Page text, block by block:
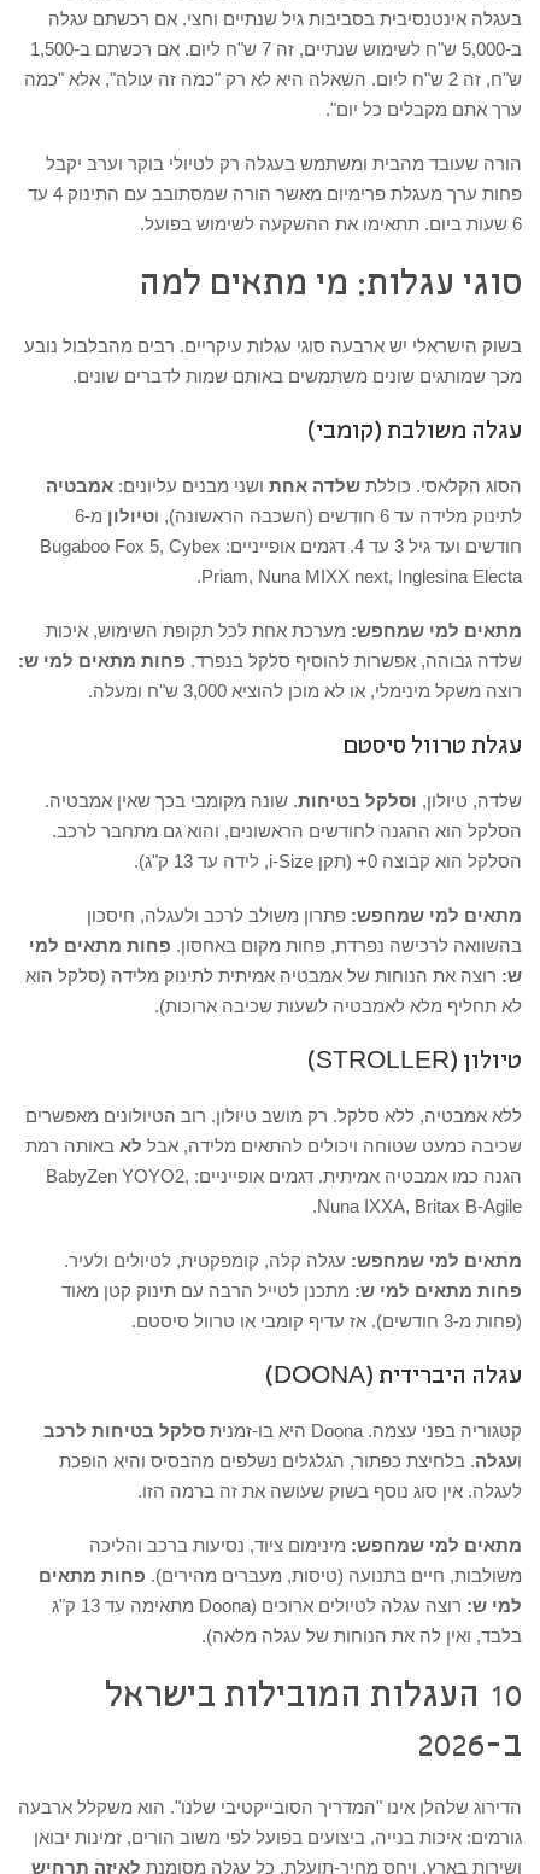
בעגלה אינטנסיבית בסביבות גיל שנתיים וחצי. אם רכשתם עגלה
ב-5,000 ש"ח לשימוש שנתיים, זה 7 ש"ח ליום. אם רכשתם ב-1,500
ש"ח, זה 2 ש"ח ליום. השאלה היא לא רק "כמה זה עולה", אלא "כמה
ערך אתם מקבלים כל יום".
הורה שעובד מהבית ומשתמש בעגלה רק לטיולי בוקר וערב יקבל
פחות ערך מעגלת פרימיום מאשר הורה שמסתובב עם התינוק 4 עד
6 שעות ביום. תתאימו את ההשקעה לשימוש בפועל.
סוגי עגלות: מי מתאים למה
בשוק הישראלי יש ארבעה סוגי עגלות עיקריים. רבים מהבלבול נובע
מכך שמותגים שונים משתמשים באותם שמות לדברים שונים.
עגלה משולבת (קומבי)
הסוג הקלאסי. כוללת שלדה אחת ושני מבנים עליונים: אמבטיה
לתינוק מלידה עד 6 חודשים (השכבה הראשונה), ו
טיולון
מ-6
חודשים ועד גיל 3 עד 4. דגמים אופייניים: Bugaboo Fox 5, Cybex
Priam, Nuna MIXX next, Inglesina Electa.
מתאים למי שמחפש: מערכת אחת לכל תקופת השימוש, איכות
שלדה גבוהה, אפשרות להוסיף סלקל בנפרד. פחות מתאים למי ש:
רוצה משקל מינימלי, או לא מוכן להוציא 3,000 ש"ח ומעלה.
עגלת טרוול סיסטם
שלדה, טיולון, וסלקל בטיחות. שונה מקומבי בכך שאין אמבטיה.
הסלקל הוא ההגנה לחודשים הראשונים, והוא גם מתחבר לרכב.
הסלקל הוא קבוצה 0+ (תקן i-Size, לידה עד 13 ק"ג).
מתאים למי שמחפש: פתרון משולב לרכב ולעגלה, חיסכון
בהשוואה לרכישה נפרדת, פחות מקום באחסון. פחות מתאים למי
ש: רוצה את הנוחות של אמבטיה אמיתית לתינוק מלידה (סלקל הוא
לא תחליף מלא לאמבטיה לשעות שכיבה ארוכות).
טיולון (STROLLER)
ללא אמבטיה, ללא סלקל. רק מושב טיולון. רוב הטיולונים מאפשרים
שכיבה כמעט שטוחה ויכולים להתאים מלידה, אבל לא באותה רמת
הגנה כמו אמבטיה אמיתית. דגמים אופייניים: BabyZen YOYO2,
Nuna IXXA, Britax B-Agile.
מתאים למי שמחפש: עגלה קלה, קומפקטית, לטיולים ולעיר.
פחות מתאים למי ש: מתכנן לטייל הרבה עם תינוק קטן מאוד
(פחות מ-3 חודשים). אז עדיף קומבי או טרוול סיסטם.
עגלה היברידית (DOONA)
קטגוריה בפני עצמה. Doona היא בו-זמנית
סלקל בטיחות לרכב
ועגלה. בלחיצת כפתור, הגלגלים נשלפים מהבסיס והיא הופכת
לעגלה. אין סוג נוסף בשוק שעושה את זה ברמה הזו.
מתאים למי שמחפש: מינימום ציוד, נסיעות ברכב והליכה
משולבות, חיים בתנועה (טיסות, מעברים מהירים). פחות מתאים
למי ש:
רוצה עגלה לטיולים ארוכים (Doona מתאימה עד 13 ק"ג
בלבד, ואין לה את הנוחות של עגלה מלאה).
10 העגלות המובילות בישראל
ב-2026
הדירוג שלהלן אינו "המדריך הסובייקטיבי שלנו". הוא משקלל ארבעה
גורמים: איכות בנייה, ביצועים בפועל לפי משוב הורים, זמינות יבואן
ושירות בארץ, ויחס מחיר-תועלת. כל עגלה מסומנת לאיזה תרחיש